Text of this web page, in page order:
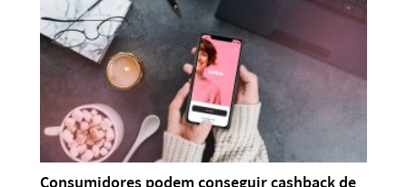
Consumidores podem conseguir cashback de